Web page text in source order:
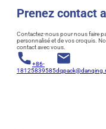
Prenez contact
Contactez-nous pour nous faire
personnalisé et de vos croquis.
contact avec vous.
+86-
18125839585